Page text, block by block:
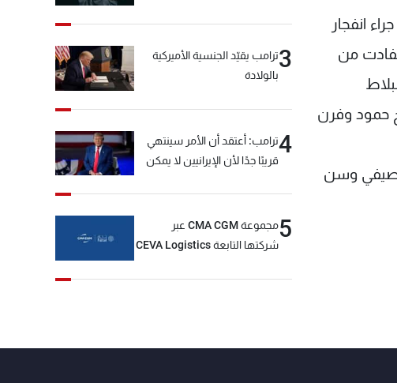
انفجار
التي استفادت من
البلاط
حمود وفرن
والصيفي وسن
3ترامب يقيّد الجنسية الأميركية
بالولادة
4ترامب: أعتقد أن الأمر سينتهي
قريبًا جدًا لأن الإيرانيين لا يمكن
5
مجموعة CMA CGM عبر
شركتها التابعة CEVA Logistics